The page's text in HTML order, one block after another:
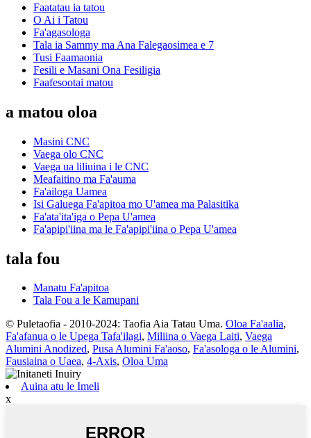
Faatatau ia tatou
O Ai i Tatou
Fa'agasologa
Tala ia Sammy ma Ana Falegaosimea e 7
Tusi Faamaonia
Fesili e Masani Ona Fesiligia
Faafesootai matou
a matou oloa
Masini CNC
Vaega olo CNC
Vaega ua liliuina i le CNC
Meafaitino ma Fa'auma
Fa'ailoga Uamea
Isi Galuega Fa'apitoa mo U'amea ma Palasitika
Fa'ata'ita'iga o Pepa U'amea
Fa'apipi'iina ma le Fa'apipi'iina o Pepa U'amea
tala fou
Manatu Fa'apitoa
Tala Fou a le Kamupani
© Puletaofia - 2010-2024: Taofia Aia Tatau Uma. Oloa Fa'aalia,
Fa'afanua o le Upega Tafa'ilagi, Miliina o Vaega Laiti, Vaega
Alumini Anodized, Pusa Alumini Fa'aoso, Fa'asologa o le Alumini,
Fausiaina o Uaea, 4-Axis, Oloa Uma
Auina atu le Imeli
x